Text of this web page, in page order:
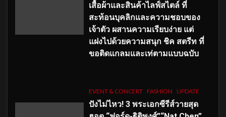
เสื้อผ้าและสินค้าไลฟ์สไตล์ ที่
สะท้อนบุคลิกและความชอบของ
เจ้าตัว ผสานความเรียบง่าย แต่
แฝงไปด้วยความสนุก ชิค สตรีท ที่
ขอติดแกลมและเท่ตามแบบฉบับ
EVENT & CONCERT FASHION UPDATE
ปังไม่ไหว! 3 พระเอกซีรีส์วายสุด